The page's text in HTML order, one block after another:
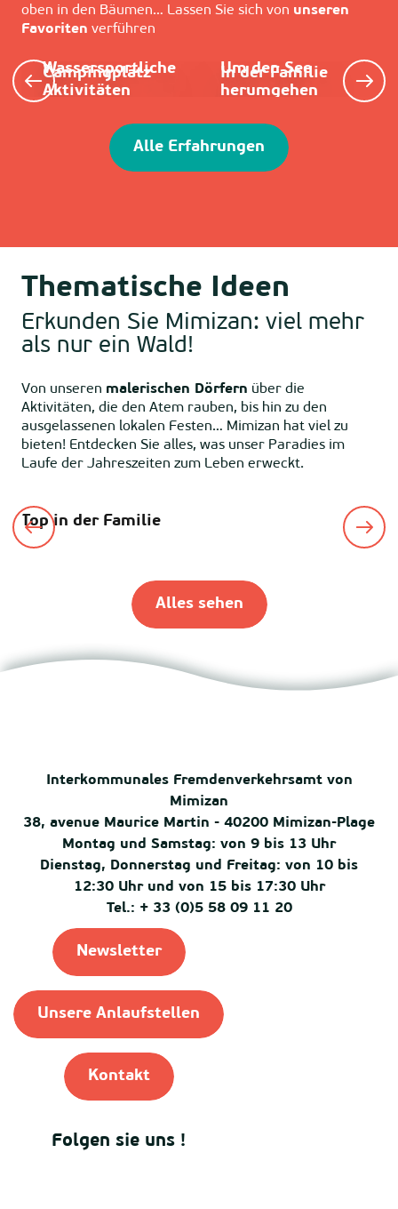
oben in den Bäumen… Lassen Sie sich von unseren
Favoriten verführen
Campingplatz
In der Familie
Wassersportliche
Aktivitäten
Um den See
herumgehen
Alle Erfahrungen
Thematische Ideen
Erkunden Sie Mimizan: viel mehr
als nur ein Wald!
Von unseren malerischen Dörfern über die
Aktivitäten, die den Atem rauben, bis hin zu den
ausgelassenen lokalen Festen… Mimizan hat viel zu
bieten! Entdecken Sie alles, was unser Paradies im
Laufe der Jahreszeiten zum Leben erweckt.
Top in der Familie 2-
Alles sehen
Interkommunales Fremdenverkehrsamt von
Mimizan
38, avenue Maurice Martin - 40200 Mimizan-Plage
Montag und Samstag: von 9 bis 13 Uhr
Dienstag, Donnerstag und Freitag: von 10 bis
12:30 Uhr und von 15 bis 17:30 Uhr
Tel.: + 33 (0)5 58 09 11 20
Newsletter
Unsere Anlaufstellen
Kontakt
Folgen sie uns !